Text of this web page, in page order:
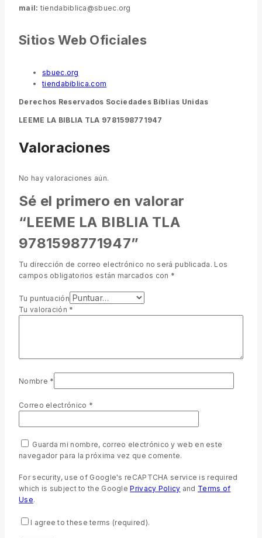
mail: tiendabiblica@sbuec.org
Sitios Web Oficiales
sbuec.org
tiendabiblica.com
Derechos Reservados Sociedades Bíblias Unidas
LEEME LA BIBLIA TLA 9781598771947
Valoraciones
No hay valoraciones aún.
Sé el primero en valorar
“LEEME LA BIBLIA TLA
9781598771947”
Tu dirección de correo electrónico no será publicada. Los
campos obligatorios están marcados con *
Tu puntuación
Tu valoración *
Nombre *
Correo electrónico *
Guarda mi nombre, correo electrónico y web en este
navegador para la próxima vez que comente.
For security, use of Google's reCAPTCHA service is required
which is subject to the GooglePrivacy Policy and Terms of
Use.
I agree to these terms (required).